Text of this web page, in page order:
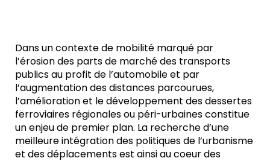
Dans un contexte de mobilité marqué par
l’érosion des parts de marché des transports
publics au profit de l’automobile et par
l’augmentation des distances parcourues,
l’amélioration et le développement des dessertes
ferroviaires régionales ou péri-urbaines constitue
un enjeu de premier plan. La recherche d’une
meilleure intégration des politiques de l’urbanisme
et des déplacements est ainsi au coeur des